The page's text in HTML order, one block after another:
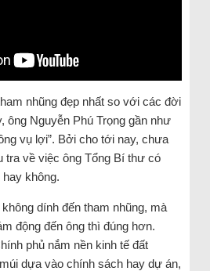
nhũng đẹp nhất so với các đời
ông Nguyễn Phú Trọng gần như
vụ lợi”. Bởi cho tới nay, chưa
tra về việc ông Tổng Bí thư có
không.
dính đến tham nhũng, mà
động đến ông thì đúng hơn.
phủ nắm nền kinh tế đất
dựa vào chính sách hay dự án,